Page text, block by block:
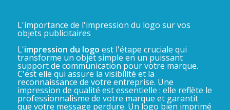
L'importance de l'impression du logo sur vos
objets publicitaires
L'impression du logo est l'étape cruciale qui
transforme un objet simple en un puissant
support de communication pour votre marque.
C'est elle qui assure la visibilité et la
reconnaissance de votre entreprise. Une
impression de qualité est essentielle : elle reflète le
professionnalisme de votre marque et garantit
que votre message perdure. Un logo bien imprimé